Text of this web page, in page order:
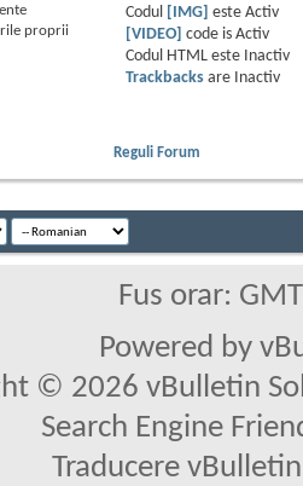
proprii
Codul
[IMG] este Activ
[VIDEO] code is Activ
Codul HTML este
Inactiv
Trackbacksare
Inactiv
Reguli Forum
Fus orar:
Powered by
© 2026 vBulletin
Search Engine
Traducere